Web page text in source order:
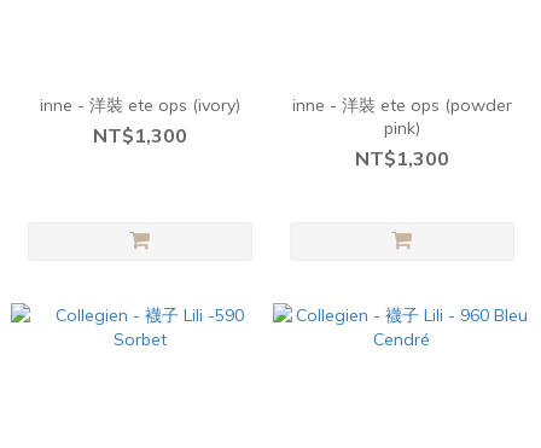
inne - 洋裝 ete ops (ivory)
NT$1,300
inne - 洋裝 ete ops (powder
pink)
NT$1,300